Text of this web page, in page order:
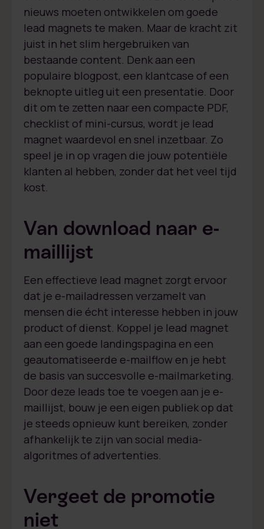
nieuws moeten ontwikkelen om goede
lead magnets te maken. Maar de kracht zit
juist in het slim hergebruiken van
bestaande content. Denk aan een
populaire blogpost, een klantcase of een
beknopte uitleg uit een presentatie. Door
dit om te zetten naar een compacte PDF,
checklist of mini-cursus, wordt je lead
magnet waardevol en snel inzetbaar. Zo
speel je in op vragen die jouw potentiële
klanten al hebben, zonder dat het veel tijd
kost.
Van download naar e-
maillijst
Een effectieve lead magnet zorgt ervoor
dat je e-mailadressen verzamelt van
mensen die écht interesse hebben in jouw
product of dienst. Koppel je lead magnet
aan een goede landingspagina en een
geautomatiseerde e-mailflow en je hebt
de basis van succesvolle e-mailmarketing.
Door deze leads toe te voegen aan je e-
maillijst, bouw je een eigen publiek op dat
je steeds opnieuw kunt bereiken, zonder
afhankelijk te zijn van social media-
algoritmes of advertenties.
Vergeet de promotie
niet